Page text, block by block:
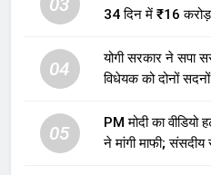
34 दिन में ₹16 करोड़
04
योगी सरकार ने सपा
विधेयक को दोनों सदनों
05
PM मोदी का
ने मांगी माफी; संसदीय